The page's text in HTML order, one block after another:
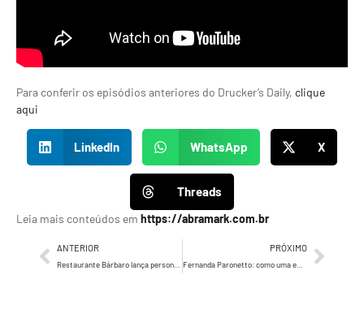
Para conferir os episódios anteriores do Drucker’s Daily, clique
aqui
LinkedIn WhatsApp X
Threads
Leia mais conteúdos em https://abramark.com.br
ANTERIOR PRÓXIMO
Fernanda Paronetto: como uma empreendedora sem filhos construiu o maior ecossistema de maternidade do Brasil